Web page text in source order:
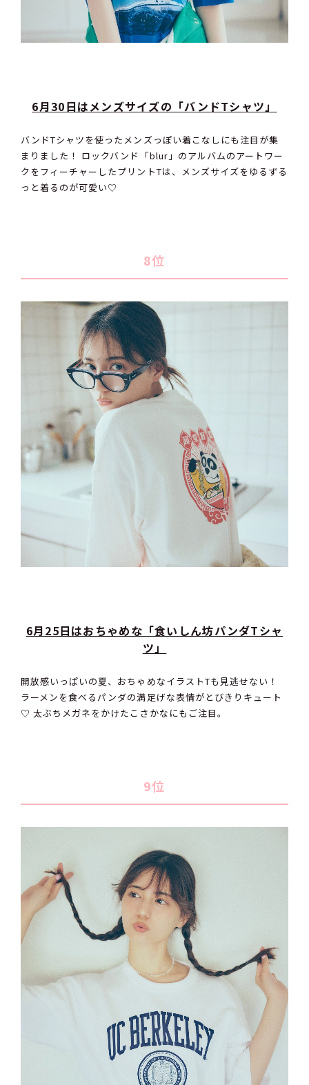
6月30日はメンズサイズの「バンドTシャツ」
バンドTシャツを使ったメンズっぽい着こなしにも注目が集
まりました！ ロックバンド「blur」のアルバムのアートワー
クをフィーチャーしたプリントTは、メンズサイズをゆるずる
っと着るのが可愛い♡
8位
6月25日はおちゃめな「食いしん坊パンダTシャ
ツ」
開放感いっぱいの夏、おちゃめなイラストTも見逃せない！
ラーメンを食べるパンダの満足げな表情がとびきりキュート
♡ 太ぶちメガネをかけたこさかなにもご注目。
9位